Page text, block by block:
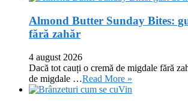
Almond Butter Sunday Bites:
fără zahăr
4 august 2026
Dacă tot cauți o cremă de migdale fără
de migdale …Read More »